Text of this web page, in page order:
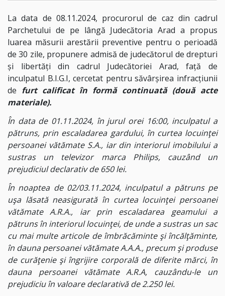
La data de 08.11.2024, procurorul de caz din cadrul
Parchetului de pe lângă Judecătoria Arad a propus
luarea măsurii arestării preventive pentru o perioadă
de 30 zile, propunere admisă de judecătorul de drepturi
şi libertăţi din cadrul Judecătoriei Arad, față de
inculpatul B.I.G.I, cercetat pentru săvârșirea infracțiunii
de furt calificat în formă continuată (două acte
materiale).
În data de 01.11.2024, în jurul orei 16:00, inculpatul a
pătruns, prin escaladarea gardului, în curtea locuinţei
persoanei vătămate S.A., iar din interiorul imobilului a
sustras un televizor marca Philips, cauzând un
prejudiciul declarativ de 650 lei.
În noaptea de 02/03.11.2024, inculpatul a pătruns pe
uşa lăsată neasigurată în curtea locuinţei persoanei
vătămate A.R.A., iar prin escaladarea geamului a
pătruns în interiorul locuinţei, de unde a sustras un sac
cu mai multe articole de îmbrăcăminte şi încălţăminte,
în dauna persoanei vătămate A.A.A., precum şi produse
de curăţenie şi îngrijire corporală de diferite mărci, în
dauna persoanei vătămate A.R.A, cauzându-le un
prejudiciu în valoare declarativă de 2.250 lei.